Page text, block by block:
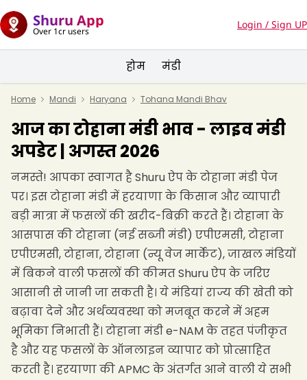
Shuru App
Over 1cr users
Login / Sign UP
होम मंडी
Home Mandi Haryana Tohana Mandi Bhav
आज का टोहाना मंडी भाव - लाइव मंडी
अपडेट | अगस्त 2026
नमस्ते! आपका स्वागत है Shuru ऐप के टोहाना मंडी पेज
पर। इस टोहाना मंडी में हरयाणा के किसान और व्यापारी
बड़ी मात्रा में फसलों की खरीद-बिक्री करते हैं। टोहाना के
आसपास की टोहाना (नई सब्जी मंडी) एपीएमसी, टोहाना
एपीएमसी, टोहाना, टोहाना (न्यू वेज मार्केट), जाखल मंडियों
में बिकने वाली फसलों की कीमत Shuru ऐप के जरिए
आसानी से जानी जा सकती है। ये मंडियां राज्य की खेती को
बढ़ावा देने और अर्थव्यवस्था को मजबूत करने में अहम
भूमिका निभाती हैं। टोहाना मंडी e-NAM के तहत पंजीकृत
है और यह फसलों के ऑनलाइन व्यापार को प्रोत्साहित
करती है। हरयाणा की APMC के अंतर्गत आने वाली ये सभी